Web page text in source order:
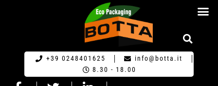
+39 0248401625
info@botta.it
8.30 - 18.00